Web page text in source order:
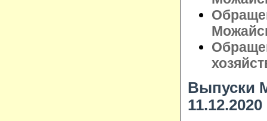
Выпуски
11.12.2020